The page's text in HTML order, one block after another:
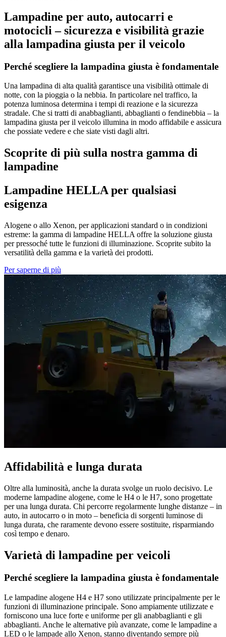
Lampadine per auto, autocarri e
motocicli – sicurezza e visibilità grazie
alla lampadina giusta per il veicolo
Perché scegliere la lampadina giusta è fondamentale
Una lampadina di alta qualità garantisce una visibilità ottimale di
notte, con la pioggia o la nebbia. In particolare nel traffico, la
potenza luminosa determina i tempi di reazione e la sicurezza
stradale. Che si tratti di anabbaglianti, abbaglianti o fendinebbia – la
lampadina giusta per il veicolo illumina in modo affidabile e assicura
che possiate vedere e che siate visti dagli altri.
Scoprite di più sulla nostra gamma di
lampadine
Lampadine HELLA per qualsiasi
esigenza
Alogene o allo Xenon, per applicazioni standard o in condizioni
estreme: la gamma di lampadine HELLA offre la soluzione giusta
per pressoché tutte le funzioni di illuminazione. Scoprite subito la
versatilità della gamma e la varietà dei prodotti.
Per saperne di più
Affidabilità e lunga durata
Oltre alla luminosità, anche la durata svolge un ruolo decisivo. Le
moderne lampadine alogene, come le H4 o le H7, sono progettate
per una lunga durata. Chi percorre regolarmente lunghe distanze – in
auto, in autocarro o in moto – beneficia di sorgenti luminose di
lunga durata, che raramente devono essere sostituite, risparmiando
così tempo e denaro.
Varietà di lampadine per veicoli
Perché scegliere la lampadina giusta è fondamentale
Le lampadine alogene H4 e H7 sono utilizzate principalmente per le
funzioni di illuminazione principale. Sono ampiamente utilizzate e
forniscono una luce forte e uniforme per gli anabbaglianti e gli
abbaglianti. Anche le alternative più avanzate, come le lampadine a
LED o le lampade allo Xenon, stanno diventando sempre più